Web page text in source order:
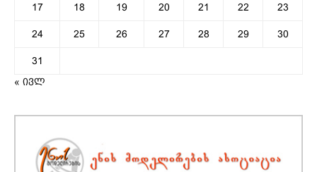
17 18 19 20 21 22 23
24 25 26 27 28 29 30
31
« ივლ